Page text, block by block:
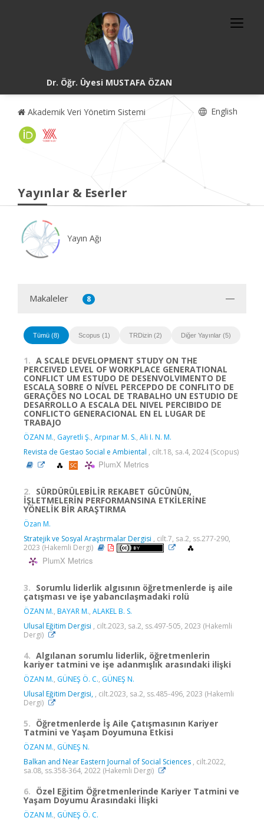
Dr. Öğr. Üyesi MUSTAFA ÖZAN
Akademik Veri Yönetim Sistemi English
Yayınlar & Eserler
Yayın Ağı
Makaleler 8
Tümü (8) Scopus (1) TRDizin (2) Diğer Yayınlar (5)
1. A SCALE DEVELOPMENT STUDY ON THE
PERCEIVED LEVEL OF WORKPLACE GENERATIONAL
CONFLICT UM ESTUDO DE DESENVOLVIMENTO DE
ESCALA SOBRE O NÍVEL PERCEPDO DE CONFLITO DE
GERAÇÕES NO LOCAL DE TRABALHO UN ESTUDIO DE
DESARROLLO A ESCALA DEL NIVEL PERCIBIDO DE
CONFLICTO GENERACIONAL EN EL LUGAR DE
TRABAJO
ÖZAN M., Gayretli Ş., Arpınar M. S., Ali I. N. M.
Revista de Gestao Social e Ambiental , cilt.18, sa.4, 2024 (Scopus)
PlumX Metrics
2. SÜRDÜRÜLEBİLİR REKABET GÜCÜNÜN,
İŞLETMELERİN PERFORMANSINA ETKİLERİNE
YÖNELİK BİR ARAŞTIRMA
Özan M.
Stratejik ve Sosyal Araştırmalar Dergisi , cilt.7, sa.2, ss.277-290,
2023 (Hakemli Dergi)
PlumX Metrics
3. Sorumlu liderlik algısının öğretmenlerde iş aile
çatışması ve işe yabancılaşmadaki rolü
ÖZAN M., BAYAR M., ALAKEL B. S.
Ulusal Eğitim Dergisi , cilt.2023, sa.2, ss.497-505, 2023 (Hakemli
Dergi)
4. Algılanan sorumlu liderlik, öğretmenlerin
kariyer tatmini ve işe adanmışlık arasındaki ilişki
ÖZAN M., GÜNEŞ Ö. C., GÜNEŞ N.
Ulusal Eğitim Dergisi, , cilt.2023, sa.2, ss.485-496, 2023 (Hakemli
Dergi)
5. Öğretmenlerde İş Aile Çatışmasının Kariyer
Tatmini ve Yaşam Doyumuna Etkisi
ÖZAN M., GÜNEŞ N.
Balkan and Near Eastern Journal of Social Sciences , cilt.2022,
sa.08, ss.358-364, 2022 (Hakemli Dergi)
6. Özel Eğitim Öğretmenlerinde Kariyer Tatmini ve
Yaşam Doyumu Arasındaki İlişki
ÖZAN M., GÜNEŞ Ö. C.